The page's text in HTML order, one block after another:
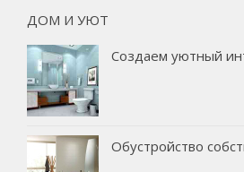
ДОМ И УЮТ
Создаем уютный
Обустройство